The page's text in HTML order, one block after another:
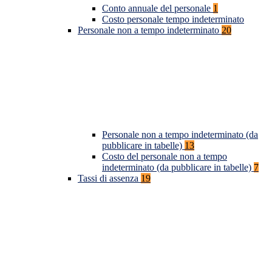
Conto annuale del personale 1
Costo personale tempo indeterminato
Personale non a tempo indeterminato 20
Personale non a tempo indeterminato (da
pubblicare in tabelle) 13
Costo del personale non a tempo
indeterminato (da pubblicare in tabelle) 7
Tassi di assenza 19